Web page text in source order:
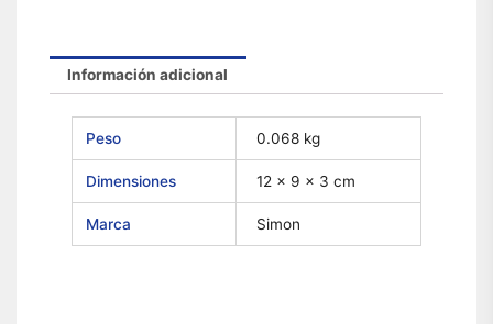
Información adicional
Peso 0.068 kg
Dimensiones 12 × 9 × 3 cm
Marca Simon